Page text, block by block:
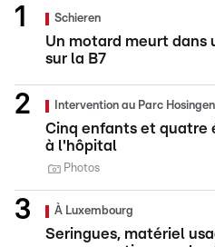
Schieren
Un motard meurt dans
sur la B7
Intervention au Parc Hosingen
Cinq enfants et quatre
à l'hôpital
Photos
À Luxembourg
Seringues, matériel